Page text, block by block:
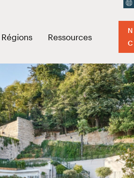
Régions Ouvrir le menu des liens
Ressources Ouvrir le